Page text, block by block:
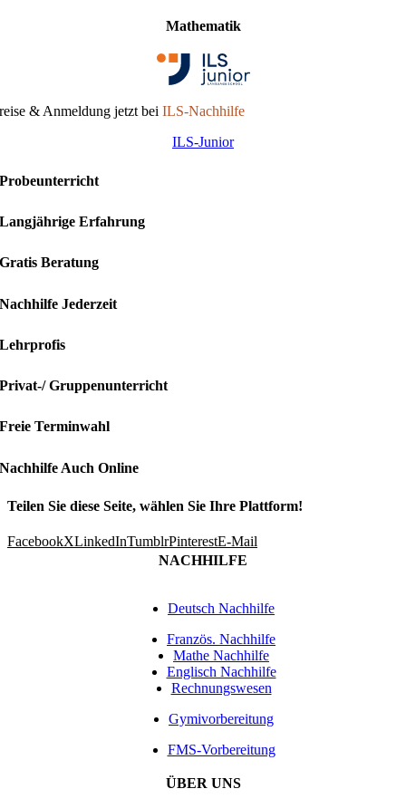
Mathematik
& Anmeldung jetzt beiILS-Nachhilfe
ILS-Junior
Probeunterricht
Langjährige Erfahrung
Gratis Beratung
Nachhilfe Jederzeit
Lehrprofis
Privat-/ Gruppenunterricht
Freie Terminwahl
Nachhilfe Auch Online
Teilen Sie diese Seite, wählen Sie Ihre Plattform!
FacebookXLinkedInTumblrPinterestE-Mail
NACHHILFE
Deutsch Nachhilfe
Französ. Nachhilfe
Mathe Nachhilfe
Englisch Nachhilfe
Rechnungswesen
Gymivorbereitung
FMS-Vorbereitung
ÜBER UNS